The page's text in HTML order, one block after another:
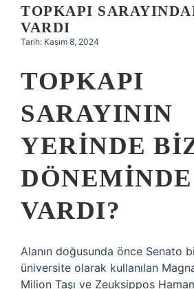
Hakkımızda
TOPKAPI
VARDI
Tarih: Kasım 8, 2024
TOPKAPI
SARAYININ
YERINDE
VARDI?
Alanın doğusunda önce Senato
üniversite olarak kullanılan
Milion Taşı ve Zeuksippos